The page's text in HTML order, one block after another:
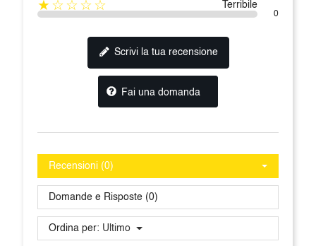
★☆☆☆☆ Terribile
0
Scrivi la tua recensione
Fai una domanda
Recensioni (0)
Domande e Risposte (0)
Ordina per: Ultimo